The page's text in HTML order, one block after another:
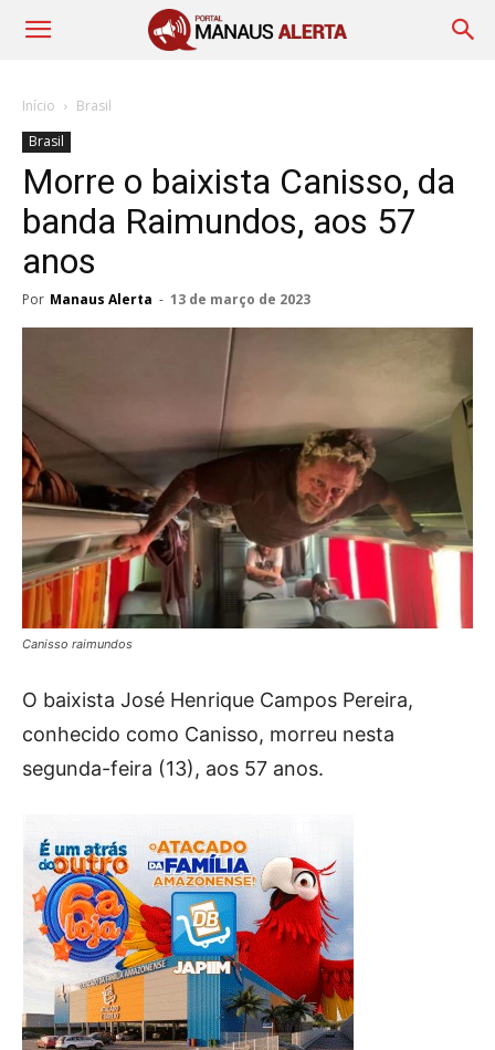
Início
Brasil
Brasil
Morre o baixista Canisso, da
banda Raimundos, aos 57
anos
Por Manaus Alerta - 13 de março de 2023
Canisso raimundos
O baixista José Henrique Campos Pereira,
conhecido como Canisso, morreu nesta
segunda-feira (13), aos 57 anos.